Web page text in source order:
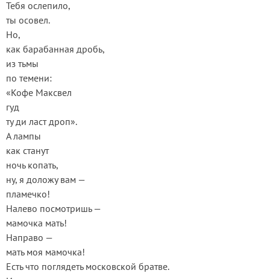
Тебя ослепило,
ты осовел.
Но,
как барабанная дробь,
из тьмы
по темени:
«Кофе Максвел
гуд
ту ди ласт дроп».
А лампы
как станут
ночь копать,
ну, я доложу вам —
пламечко!
Налево посмотришь —
мамочка мать!
Направо —
мать моя мамочка!
Есть что поглядеть московской братве.